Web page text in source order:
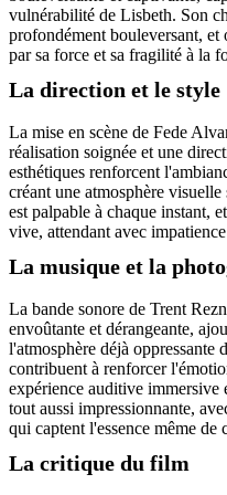
vulnérabilité de Lisbeth. Son
profondément bouleversant, et
par sa force et sa fragilité à la
La direction et le style
La mise en scène de Fede
réalisation soignée et une
esthétiques renforcent
créant une atmosphère
est palpable à chaque instant,
vive, attendant avec
La musique et la
La bande sonore de Trent
envoûtante et dérangeante,
l'atmosphère déjà
contribuent à renforcer
expérience auditive immersive
tout aussi impressionnante,
qui captent l'essence même de
La critique du film